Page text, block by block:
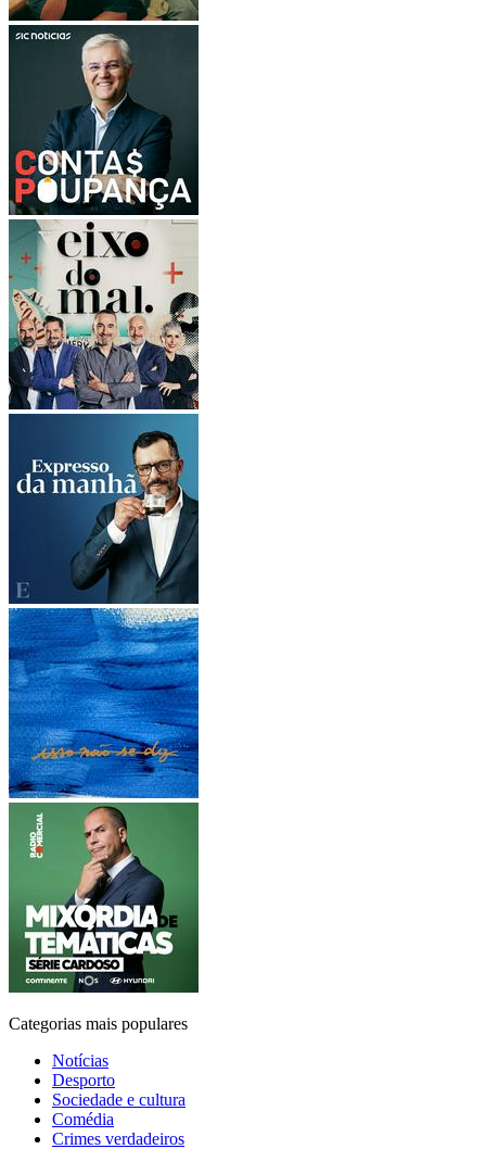
Categorias mais populares
Notícias
Desporto
Sociedade e cultura
Comédia
Crimes verdadeiros